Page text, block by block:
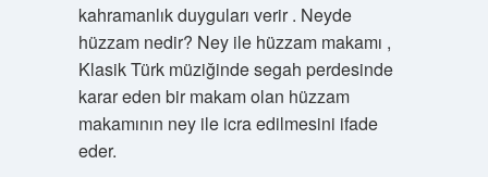
kahramanlık duyguları verir . Neyde
hüzzam nedir? Ney ile hüzzam makamı ,
Klasik Türk müziğinde segah perdesinde
karar eden bir makam olan hüzzam
makamının ney ile icra edilmesini ifade
eder.